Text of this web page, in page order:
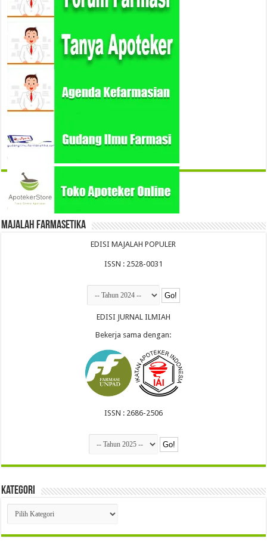
Majalah Farmasetika
EDISI MAJALAH POPULER
ISSN : 2528-0031
EDISI JURNAL ILMIAH
Bekerja sama dengan:
ISSN : 2686-2506
Kategori
Kategori